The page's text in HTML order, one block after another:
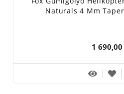
Naturals 4 Mm
1